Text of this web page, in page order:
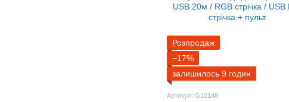
Розпродаж
−17%
залишилось 9 годин
Артикул: G10148